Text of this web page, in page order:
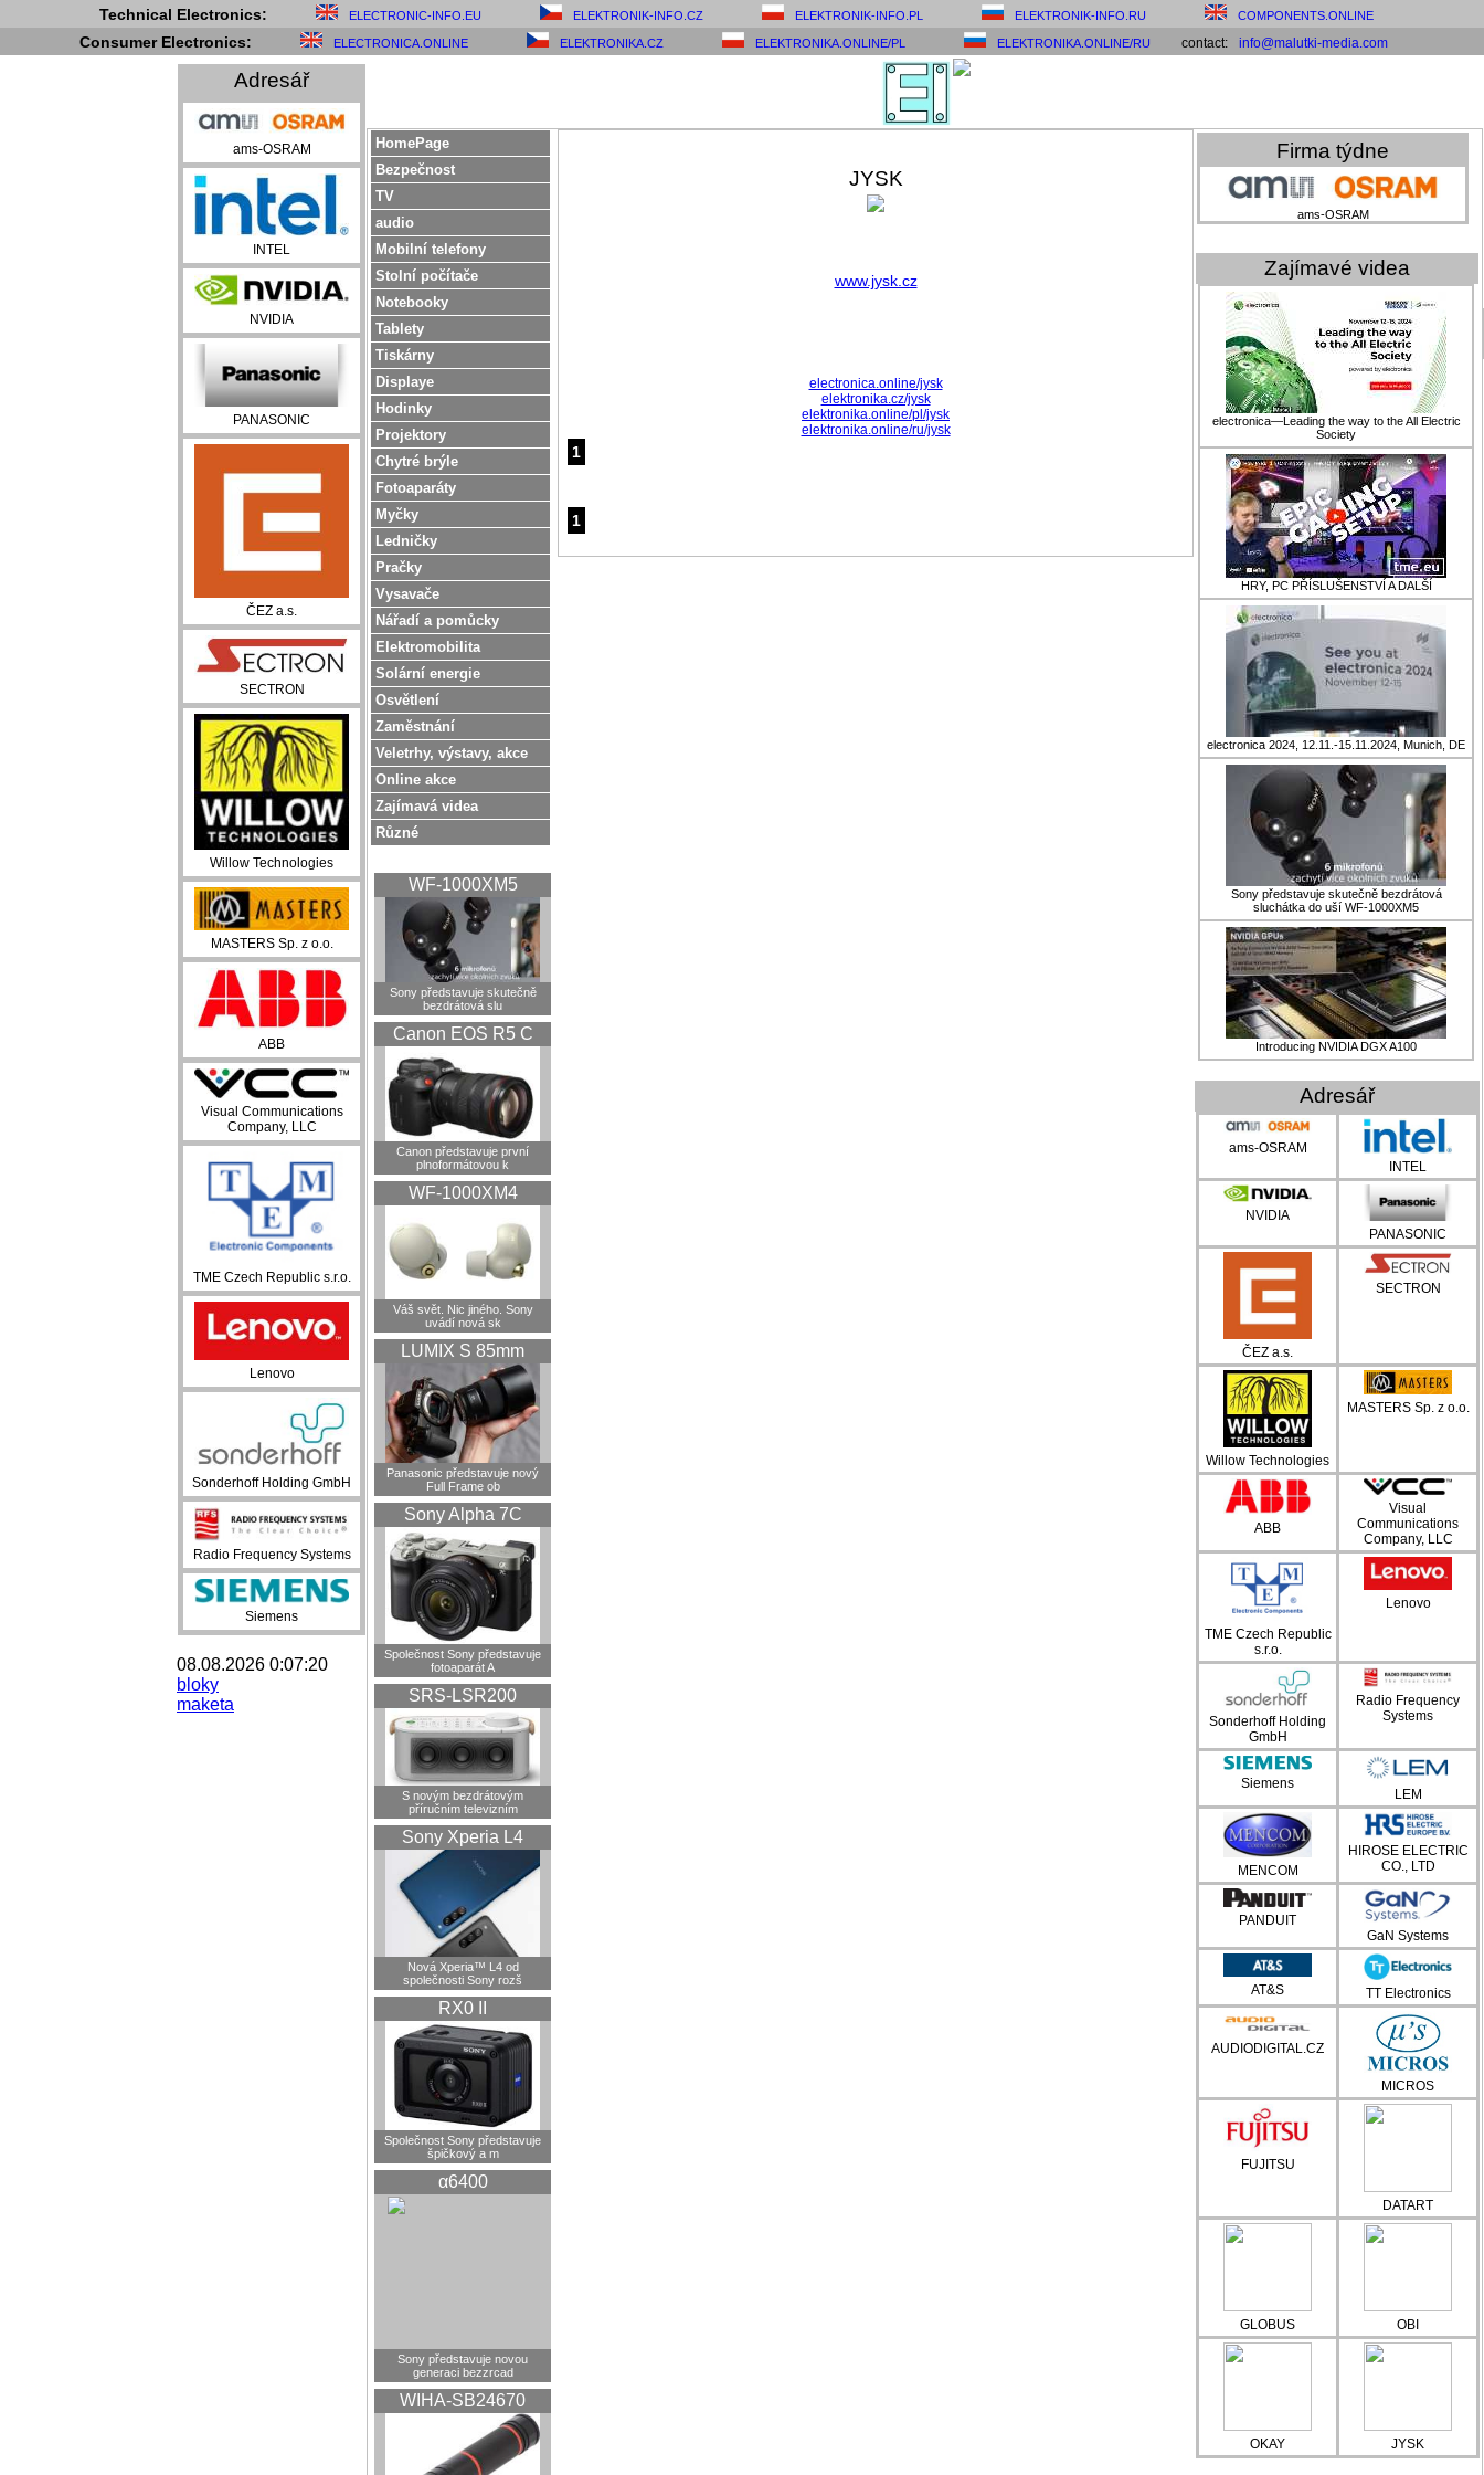
Technical Electronics: ELECTRONIC-INFO.EU ELEKTRONIK-INFO.CZ ELEKTRONIK-INFO.PL ELEKTRONIK-INFO.RU COMPONENTS.ONLINE
Consumer Electronics: ELECTRONICA.ONLINE ELEKTRONIKA.CZ ELEKTRONIKA.ONLINE/PL ELEKTRONIKA.ONLINE/RU contact: info@malutki-media.com
Adresář
ams-OSRAM
INTEL
NVIDIA
PANASONIC
ČEZ a.s.
SECTRON
Willow Technologies
MASTERS Sp. z o.o.
ABB
Visual Communications
Company, LLC
TME Czech Republic s.r.o.
Lenovo
Sonderhoff Holding GmbH
Radio Frequency Systems
Siemens
08.08.2026 0:07:20
bloky
maketa
HomePage
Bezpečnost
TV
audio
Mobilní telefony
Stolní počítače
Notebooky
Tablety
Tiskárny
Displaye
Hodinky
Projektory
Chytré brýle
Fotoaparáty
Myčky
Ledničky
Pračky
Vysavače
Nářadí a pomůcky
Elektromobilita
Solární energie
Osvětlení
Zaměstnání
Veletrhy, výstavy, akce
Online akce
Zajímavá videa
Různé
WF-1000XM5
Sony představuje skutečně
bezdrátová slu
Canon EOS R5 C
Canon představuje první
plnoformátovou k
WF-1000XM4
Váš svět. Nic jiného. Sony
uvádí nová sk
LUMIX S 85mm
Panasonic představuje nový
Full Frame ob
Sony Alpha 7C
Společnost Sony představuje
fotoaparát A
SRS-LSR200
S novým bezdrátovým
příručním televizním
Sony Xperia L4
Nová Xperia™ L4 od
společnosti Sony rozš
RX0 II
Společnost Sony představuje
špičkový a m
α6400
Sony představuje novou
generaci bezzrcad
WIHA-SB24670
JYSK
www.jysk.cz
electronica.online/jysk
elektronika.cz/jysk
elektronika.online/pl/jysk
elektronika.online/ru/jysk
1
1
Firma týdne
ams-OSRAM
Zajímavé videa
electronica—Leading the way to the All Electric
Society
HRY, PC PŘÍSLUŠENSTVÍ A DALŠÍ
electronica 2024, 12.11.-15.11.2024, Munich, DE
Sony představuje skutečně bezdrátová
sluchátka do uší WF-1000XM5
Introducing NVIDIA DGX A100
Adresář
ams-OSRAM
INTEL
NVIDIA
PANASONIC
ČEZ a.s.
SECTRON
Willow Technologies
MASTERS Sp. z o.o.
ABB
Visual
Communications
Company, LLC
TME Czech Republic
s.r.o.
Lenovo
Sonderhoff Holding
GmbH
Radio Frequency
Systems
Siemens
LEM
MENCOM
HIROSE ELECTRIC
CO., LTD
PANDUIT
GaN Systems
AT&S TT Electronics
AUDIODIGITAL.CZ
MICROS
FUJITSU
DATART
GLOBUS OBI
OKAY JYSK